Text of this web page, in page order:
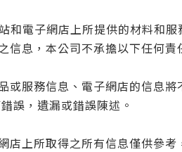
和電子網店上所提供的材料和
信息，本公司不承擔以下任何責
或服務信息、電子網店的信息
誤，遺漏或錯誤陳述。
店上所取得之所有信息僅供參